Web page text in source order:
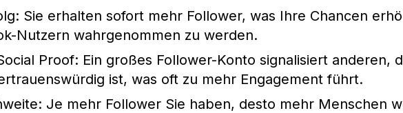
Sie erhalten sofort mehr Follower, was Ihre Chancen
Nutzern wahrgenommen zu werden.
Proof: Ein großes Follower-Konto signalisiert anderen,
ist, was oft zu mehr Engagement führt.
Je mehr Follower Sie haben, desto mehr Menschen